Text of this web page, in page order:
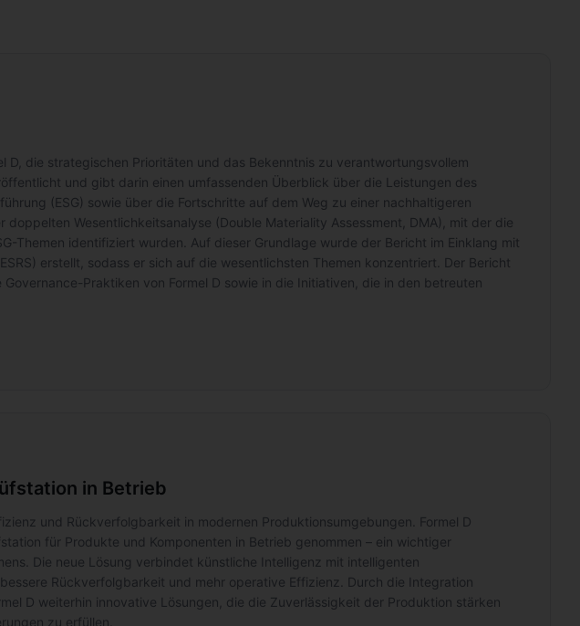
die strategischen Prioritäten und das Bekenntnis zu verantwortungsvollem
und gibt darin einen umfassenden Überblick über die Leistungen des
(ESG) sowie über die Fortschritte auf dem Weg zu einer nachhaltigeren
Wesentlichkeitsanalyse (Double Materiality Assessment, DMA), mit der die
Themen identifiziert wurden. Auf dieser Grundlage wurde der Bericht im Einklang mit
erstellt, sodass er sich auf die wesentlichsten Themen konzentriert. Der Bericht
Praktiken von Formel D sowie in die Initiativen, die in den betreuten
in Betrieb
und Rückverfolgbarkeit in modernen Produktionsumgebungen. Formel D
für Produkte und Komponenten in Betrieb genommen – ein wichtiger
Die neue Lösung verbindet künstliche Intelligenz mit intelligenten
Rückverfolgbarkeit und mehr operative Effizienz. Durch die Integration
D weiterhin innovative Lösungen, die die Zuverlässigkeit der Produktion stärken
zu erfüllen.